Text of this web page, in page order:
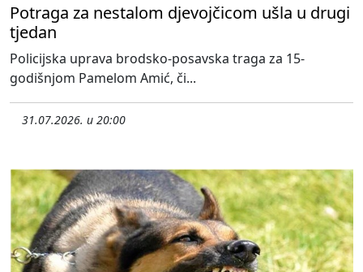
Potraga za nestalom djevojčicom ušla u drugi
tjedan
Policijska uprava brodsko-posavska traga za 15-
godišnjom Pamelom Amić, či...
31.07.2026. u 20:00